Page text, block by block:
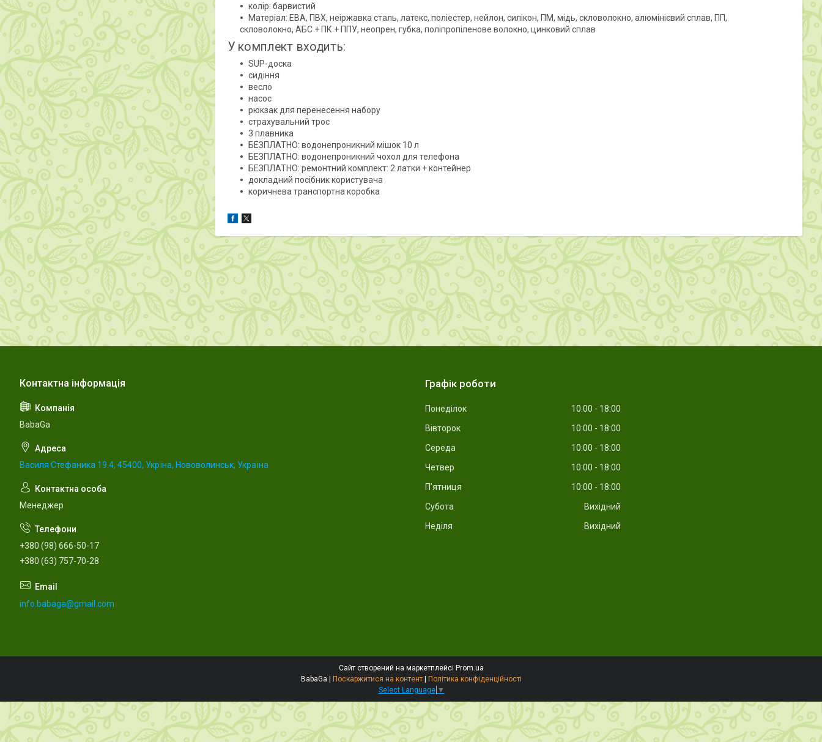
колір: барвистий
Матеріал: ЕВА, ПВХ, неіржавка сталь, латекс, поліестер, нейлон, силікон, ПМ, мідь, скловолокно, алюмінієвий сплав, ПП,
скловолокно, АБС + ПК + ППУ, неопрен, губка, поліпропіленове волокно, цинковий сплав
У комплект входить:
SUP-доска
сидіння
весло
насос
рюкзак для перенесення набору
страхувальний трос
3 плавника
БЕЗПЛАТНО: водонепроникний мішок 10 л
БЕЗПЛАТНО: водонепроникний чохол для телефона
БЕЗПЛАТНО: ремонтний комплект: 2 латки + контейнер
докладний посібник користувача
коричнева транспортна коробка
BabaGa
Василя Стефаника 19.4, 45400, Укрїна, Нововолинськ, Україна
Менеджер
+380 (98) 666-50-17
+380 (63) 757-70-28
info.babaga@gmail.com
Графік роботи
Понеділок 10:00
18:00
Вівторок
10:00
18:00
Середа
10:00
18:00
Четвер
10:00
18:00
Пʼятниця
10:00
18:00
Субота
Вихідний
Неділя
Вихідний
Сайт створений на маркетплейсі Prom.ua
BabaGa | Поскаржитися на контент | Політика конфіденційності
Select Language ▼